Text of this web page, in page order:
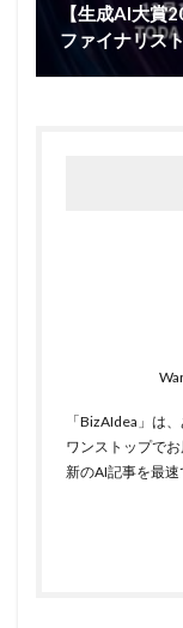
【生成AI大賞
ファイナリス
「BizAIdea」は
ワンストップで
新のAI記事を最速